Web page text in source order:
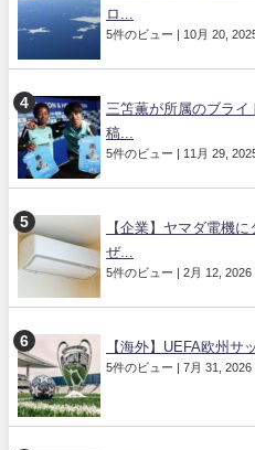
ロ...
5件のビュー | 10月 20,
三笘薫が所属のブラ
稿...
5件のビュー | 11月 29,
【企業】ヤマダ電機
ぜ...
5件のビュー | 2月 12, 2026
【海外】UEFA欧州サ
5件のビュー | 7月 31, 2026